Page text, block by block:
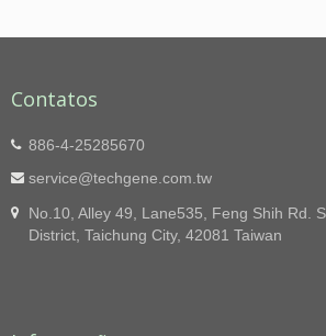
Contatos
886-4-25285670
service@techgene.com.tw
No.10, Alley 49, Lane535, Feng Shih Rd.
District, Taichung City, 42081 Taiwan